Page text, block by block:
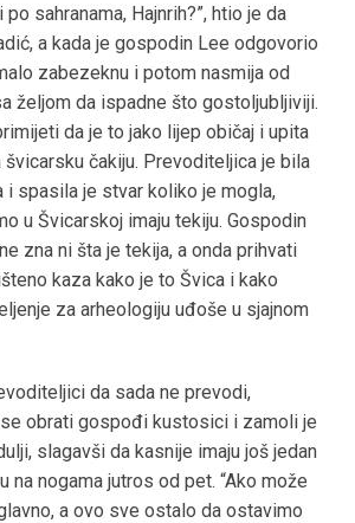
sahranama, Hajnrih?”, htio je da
a kada je gospodin Lee odgovorio
zabezeknu i potom nasmija od
željom da ispadne što gostoljubljiviji.
da je to jako lijep običaj i upita
švicarsku čakiju. Prevoditeljica je bila
i spasila je stvar koliko je mogla,
u Švicarskoj imaju tekiju. Gospodin
zna ni šta je tekija, a onda prihvati
kaza kako je to Švica i kako
za arheologiju uđoše u sjajnom
da sada ne prevodi,
obrati gospođi kustosici i zamoli je
slagavši da kasnije imaju još jedan
na nogama jutros od pet. “Ako može
a ovo sve ostalo da ostavimo